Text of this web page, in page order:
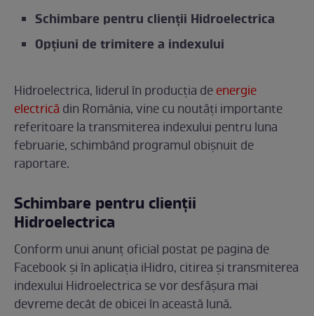
Schimbare pentru clienții Hidroelectrica
Opțiuni de trimitere a indexului
Hidroelectrica, liderul în producția deenergie
electrică din România, vine cu noutăți importante
referitoare la transmiterea indexului pentru luna
februarie, schimbând programul obișnuit de
raportare.
Schimbare pentru clienții
Hidroelectrica
Conform unui anunț oficial postat pe pagina de
Facebook și în aplicația iHidro, citirea și transmiterea
indexului Hidroelectrica se vor desfășura mai
devreme decât de obicei în această lună.